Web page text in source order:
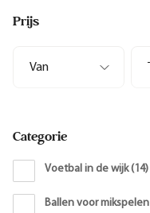
Prijs
Categorie
Voetbal in de wijk(14)
Ballen voor mikspelen